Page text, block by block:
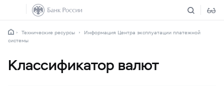
Технические ресурсы
Информация Центра эксплуатации платежной
системы
Классификатор валют